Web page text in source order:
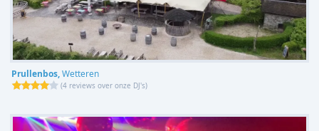
Prullenbos,Wetteren
(4 reviews over onze DJ's)